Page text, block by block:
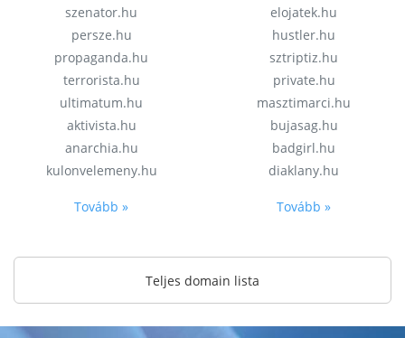
szenator.hu
persze.hu
propaganda.hu
terrorista.hu
ultimatum.hu
aktivista.hu
anarchia.hu
kulonvelemeny.hu
Tovább »
elojatek.hu
hustler.hu
sztriptiz.hu
private.hu
masztimarci.hu
bujasag.hu
badgirl.hu
diaklany.hu
Tovább »
Teljes domain lista